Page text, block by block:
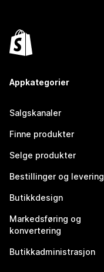
Appkategorier
Salgskanaler
Finne produkter
Selge produkter
Bestillinger og levering
Butikkdesign
Markedsføring og
konvertering
Butikkadministrasjon